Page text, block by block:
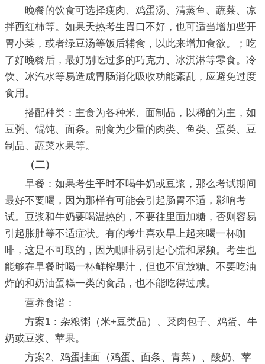
晚餐的饮食可选择瘦肉、鸡蛋汤、清蒸鱼、蔬菜、凉
拌西红柿等。如果天热考生胃口不好，也可适当增加些开
胃小菜，或者绿豆汤等饭后辅食，以此来增加食欲。；吃
了好晚餐后，最好别吃过多的巧克力、冰淇淋等零食。冷
饮、冰汽水等易造成胃肠消化吸收功能紊乱，应避免过度
食用。
搭配种类：主食为各种米、面制品，以稀的为主，如
豆粥、馄饨、面条。副食为少量的肉类、鱼类、蛋类、豆
制品、蔬菜水果等。
（二）
早餐：如果考生平时不喝牛奶或豆浆，那么考试期间
最好不要喝，因为那样有可能会引起肠胃不适，影响考
试。豆浆和牛奶要喝温热的，不要往里面加糖，否则容易
引起胀肚等不适症状。有的考生喜欢早上起来喝一杯咖
啡，这是不可取的，因为咖啡易引起心慌和尿频。考生也
能够在早餐时喝一杯鲜榨果汁，但也不宜放糖。不要吃油
炸的和奶油蛋糕一类的食品，也不能吃得过咸。
营养食谱：
方案1：杂粮粥（米+豆类品）、菜肉包子、鸡蛋、牛
奶或豆浆、苹果。
方案2、鸡蛋挂面（鸡蛋、面条、青菜）、酸奶、苹